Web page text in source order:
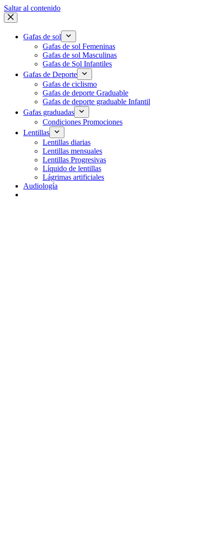
Saltar al contenido
Gafas de sol
Gafas de sol Femeninas
Gafas de sol Masculinas
Gafas de Sol Infantiles
Gafas de Deporte
Gafas de ciclismo
Gafas de deporte Graduable
Gafas de deporte graduable Infantil
Gafas graduadas
Condiciones Promociones
Lentillas
Lentillas diarias
Lentillas mensuales
Lentillas Progresivas
Líquido de lentillas
Lágrimas artificiales
Audiología